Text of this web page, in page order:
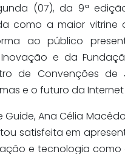
(07), da 9ª
como a maior
ao público
e da
de Convenções
e o futuro da Internet
Ana Célia
satisfeita em
e tecnologia como